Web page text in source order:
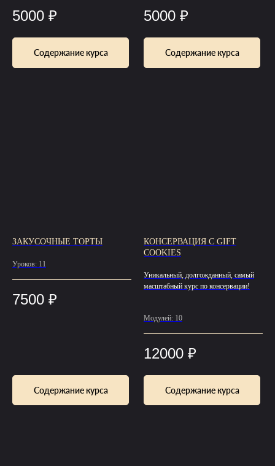
5000 ₽
Содержание курса
5000 ₽
Содержание курса
ЗАКУСОЧНЫЕ ТОРТЫ
Уроков: 11
7500 ₽
Содержание курса
КОНСЕРВАЦИЯ С GIFT
COOKIES
Уникальный, долгожданный, самый
масштабный курс по консервации!
Модулей: 10
12000 ₽
Содержание курса